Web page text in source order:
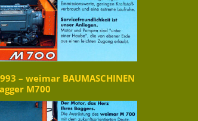
– weimar BAUMASCHINEN
M700